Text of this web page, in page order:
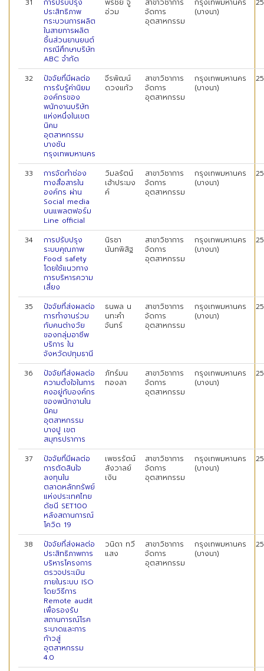
31
การปรับปรุง
ประสิทธิภาพ
กระบวนการผลิต
ในสายการผลิต
ชิ้นส่วนยานยนต์
กรณีศึกษาบริษัท
ABC จำกัด
พรชัย จู
อ่วม
สาขาวิชาการ
จัดการ
อุตสาหกรรม
กรุงเทพมหานคร
(บางนา)
32
ปัจจัยที่มีผลต่อ
การรับรู้ค่านิยม
องค์กรของ
พนักงานบริษัท
แห่งหนึ่งในเขต
นิคม
อุตสาหกรรม
บางชัน
กรุงเทพมหานคร
จีรพัฒน์
ดวงแก้ว
สาขาวิชาการ
จัดการ
อุตสาหกรรม
กรุงเทพมหานคร
(บางนา)
33
การจัดทำช่อง
ทางสื่อสารใน
องค์กร ผ่าน
Social media
บนแพลตฟอร์ม
Line official
วิมลรัตน์
เฮ้าประมง
ค์
สาขาวิชาการ
จัดการ
อุตสาหกรรม
กรุงเทพมหานคร
(บางนา)
34
การปรับปรุง
ระบบคุณภาพ
Food safety
โดยใช้แนวทาง
การบริหารความ
เสี่ยง
นิรชา
นันทพิสิฐ
สาขาวิชาการ
จัดการ
อุตสาหกรรม
กรุงเทพมหานคร
(บางนา)
35
ปัจจัยที่ส่งผลต่อ
การทำงานร่วม
กับคนต่างวัย
ของกลุ่มอาชีพ
บริการ ใน
จังหวัดปทุมธานี
ธนพล น
นทะคำ
จันทร์
สาขาวิชาการ
จัดการ
อุตสาหกรรม
กรุงเทพมหานคร
(บางนา)
36
ปัจจัยที่ส่งผลต่อ
ความตั้งใจในการ
คงอยู่กับองค์กร
ของพนักงานใน
นิคม
อุตสาหกรรม
บางปู เขต
สมุทรปราการ
ภัทร์มน
ทองลา
สาขาวิชาการ
จัดการ
อุตสาหกรรม
กรุงเทพมหานคร
(บางนา)
37
ปัจจัยที่มีผลต่อ
การตัดสินใจ
ลงทุนใน
ตลาดหลักทรัพย์
แห่งประเทศไทย
ดัชนี SET100
หลังสถานการณ์
โควิด 19
เพชรรัตน์
สังวาลย์
เงิน
สาขาวิชาการ
จัดการ
อุตสาหกรรม
กรุงเทพมหานคร
(บางนา)
38
ปัจจัยที่ส่งผลต่อ
ประสิทธิภาพการ
บริหารโครงการ
ตรวจประเมิน
ภายในระบบ ISO
โดยวิธีการ
Remote audit
เพื่อรองรับ
สถานการณ์โรค
ระบาดและการ
ก้าวสู่
อุตสาหกรรม
4.0
วนิดา ทวี
แสง
สาขาวิชาการ
จัดการ
อุตสาหกรรม
กรุงเทพมหานคร
(บางนา)